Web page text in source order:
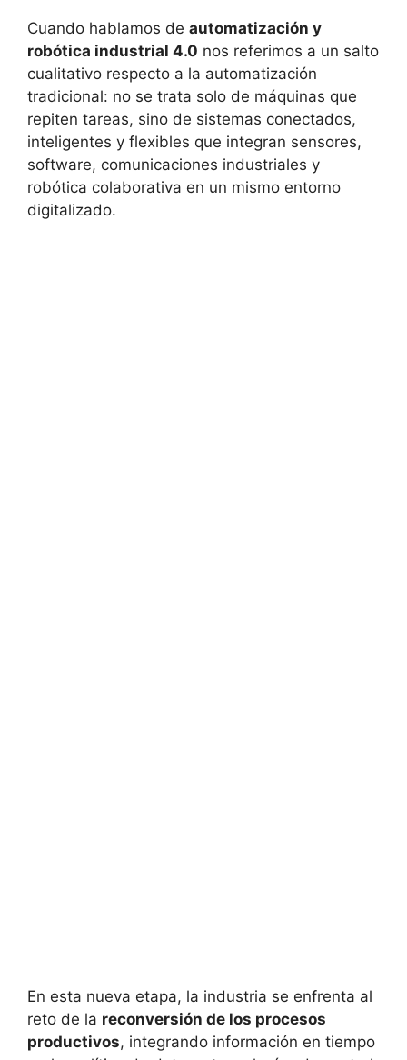
Cuando hablamos de automatización y
robótica industrial 4.0 nos referimos a un salto
cualitativo respecto a la automatización
tradicional: no se trata solo de máquinas que
repiten tareas, sino de sistemas conectados,
inteligentes y flexibles que integran sensores,
software, comunicaciones industriales y
robótica colaborativa en un mismo entorno
digitalizado.
En esta nueva etapa, la industria se enfrenta al
reto de la reconversión de los procesos
productivos, integrando información en tiempo